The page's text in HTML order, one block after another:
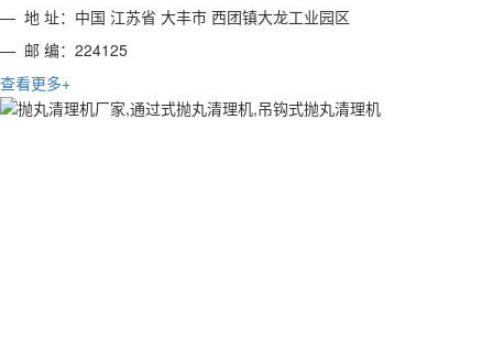
— 地 址：中国 江苏省 大丰市 西团镇大龙工业园区
— 邮 编：224125
查看更多+